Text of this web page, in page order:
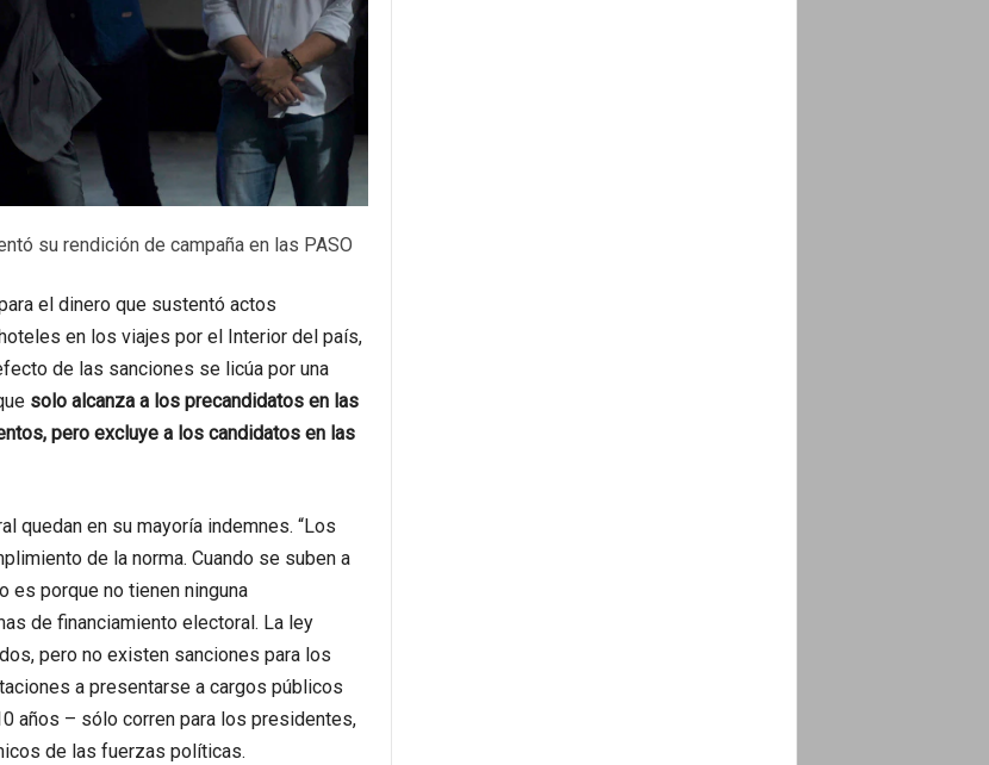
su rendición de campaña en las PASO
el dinero que sustentó actos
en los viajes por el Interior del país,
de las sanciones se licúa por una
solo alcanza a los precandidatos en las
pero excluye a los candidatos en las
quedan en su mayoría indemnes. “Los
de la norma. Cuando se suben a
es porque no tienen ninguna
de financiamiento electoral. La ley
pero no existen sanciones para los
a presentarse a cargos públicos
años – sólo corren para los presidentes,
de las fuerzas políticas.